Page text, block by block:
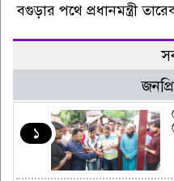
বগুড়ার পথে প্রধানমন্ত্রী
১